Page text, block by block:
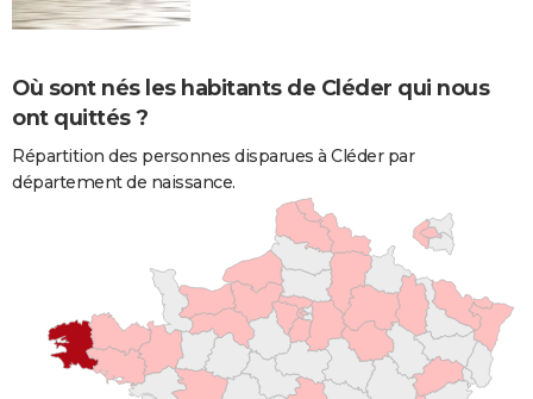
Où sont nés les habitants de Cléder qui nous
ont quittés ?
Répartition des personnes disparues à Cléder par
département de naissance.